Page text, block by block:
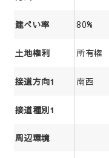
建ぺい率 80%
土地権利 所有権
接道方向1 南西
接道種別1
周辺環境